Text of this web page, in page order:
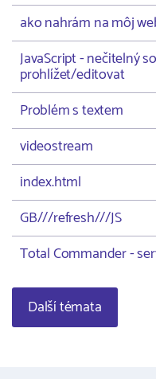
ako nahrám na môj
JavaScript - nečitelný
prohlížet/editovat
Problém s textem
videostream
index.html
GB///refresh///JS
Total Commander -
Další témata